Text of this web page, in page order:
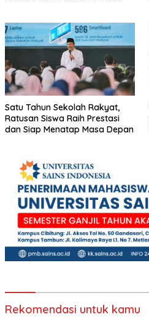
Satu Tahun Sekolah Rakyat,
Ratusan Siswa Raih Prestasi
dan Siap Menatap Masa Depan
Rekomendasi untuk kamu